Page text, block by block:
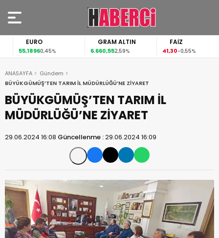
EURO
55,18960,45%
GRAM ALTIN
6.660,552,59%
FAİZ
41,30-0,55%
ANASAYFA
Gündem
BÜYÜKGÜMÜŞ’TEN TARIM İL MÜDÜRLÜĞÜ’NE ZİYARET
BÜYÜKGÜMÜŞ’TEN TARIM İL
MÜDÜRLÜĞÜ’NE ZİYARET
29.06.2024 16:08 Güncellenme :29.06.2024 16:09